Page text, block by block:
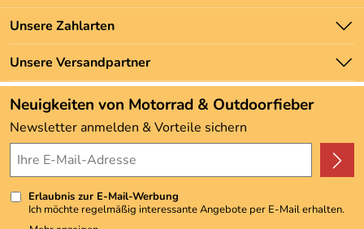
Batteriegesetz
Newsletter
Zahlung und Versand
Unsere Bestseller
Marken
Neu
Angebote
Kundenbewertungen (3.492)
4,9/5*****
Unsere Zahlarten
Unsere Versandpartner
Neuigkeiten von Motorrad & Outdoorfieber
Newsletter anmelden & Vorteile sichern
Erlaubnis zur E-Mail-Werbung
Ich möchte regelmäßig interessante Angebote per E-Mail erhalten.
Meine E-Mail-Adresse wird nicht an andere Unternehmen